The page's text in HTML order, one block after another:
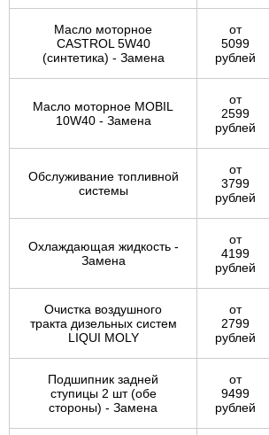
Масло моторное
CASTROL 5W40
(синтетика) - Замена
от
5099
рублей
Масло моторное MOBIL
10W40 - Замена
от
2599
рублей
Обслуживание топливной
системы
от
3799
рублей
Охлаждающая жидкость -
Замена
от
4199
рублей
Очистка воздушного
тракта дизельных систем
LIQUI MOLY
от
2799
рублей
Подшипник задней
ступицы 2 шт (обе
стороны) - Замена
от
9499
рублей